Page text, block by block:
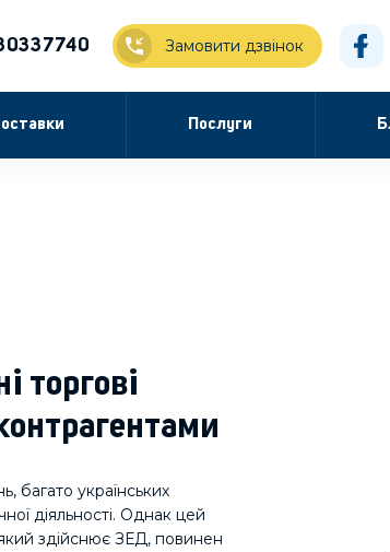
Замовити дзвінок
Послуги
торгові
багато українських
діяльності. Однак цей
здійснює ЗЕД, повинен